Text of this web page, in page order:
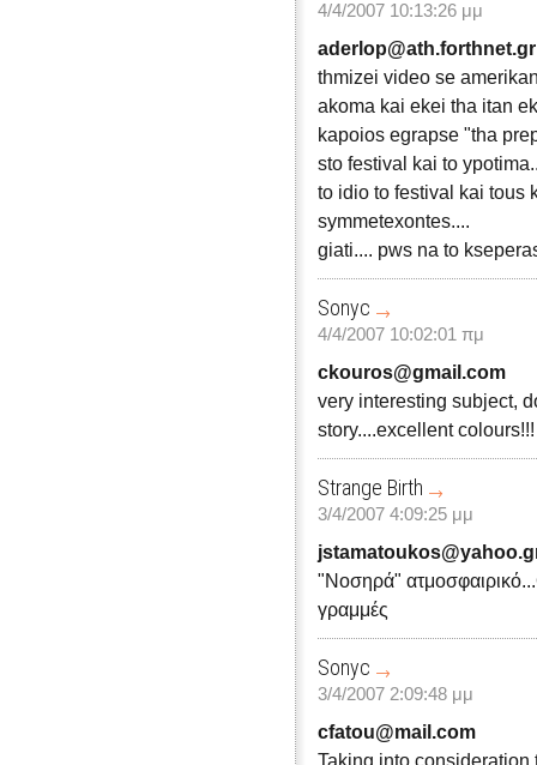
4/4/2007 10:13:26 μμ
aderlop@ath.forthnet.gr
thmizei video se
akoma kai ekei tha itan
kapoios egrapse "tha
sto festival kai to
to idio to festival kai tous
symmetexontes....
giati.... pws na to
Sonyc
4/4/2007 10:02:01 πμ
ckouros@gmail.com
very interesting subject,
story....excellent
Strange Birth
3/4/2007 4:09:25 μμ
"Νοσηρά"
γραμμές
Sonyc
3/4/2007 2:09:48 μμ
cfatou@mail.com
Taking into consideration